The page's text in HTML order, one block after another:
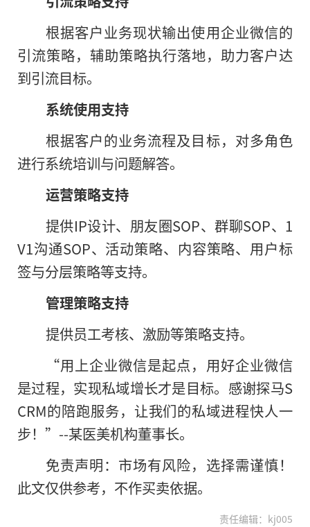
根据客户业务现状输出使用企业微信的
引流策略，辅助策略执行落地，助力客户达
到引流目标。
系统使用支持
根据客户的业务流程及目标，对多角色
进行系统培训与问题解答。
运营策略支持
提供IP设计、朋友圈SOP、群聊SOP、1
V1沟通SOP、活动策略、内容策略、用户标
签与分层策略等支持。
管理策略支持
提供员工考核、激励等策略支持。
“用上企业微信是起点，用好企业微信
是过程，实现私域增长才是目标。感谢探马S
CRM的陪跑服务，让我们的私域进程快人一
步！”--某医美机构董事长。
免责声明：市场有风险，选择需谨慎！
此文仅供参考，不作买卖依据。
责任编辑：kj005